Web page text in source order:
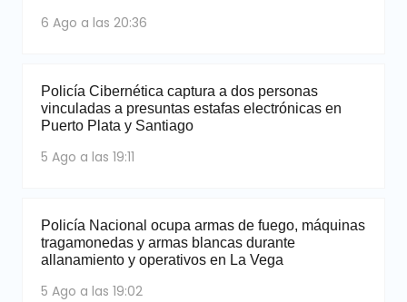
6 Ago a las 20:36
Policía Cibernética captura a dos personas
vinculadas a presuntas estafas electrónicas en
Puerto Plata y Santiago
5 Ago a las 19:11
Policía Nacional ocupa armas de fuego, máquinas
tragamonedas y armas blancas durante
allanamiento y operativos en La Vega
5 Ago a las 19:02